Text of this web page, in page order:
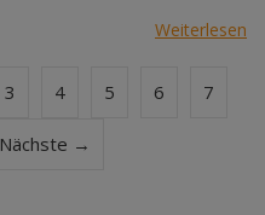
Weiterlesen
3 4 5 6 7
Nächste →